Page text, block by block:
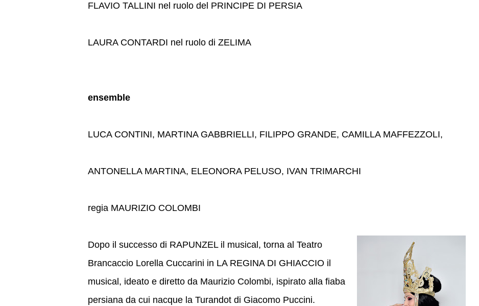
FLAVIO TALLINI nel ruolo del PRINCIPE DI PERSIA
LAURA CONTARDI nel ruolo di ZELIMA
ensemble
LUCA CONTINI, MARTINA GABBRIELLI, FILIPPO GRANDE, CAMILLA MAFFEZZOLI,
ANTONELLA MARTINA, ELEONORA PELUSO, IVAN TRIMARCHI
regia MAURIZIO COLOMBI
Dopo il successo di RAPUNZEL il musical, torna al Teatro
Brancaccio Lorella Cuccarini in LA REGINA DI GHIACCIO il
musical, ideato e diretto da Maurizio Colombi, ispirato alla fiaba
persiana da cui nacque la Turandot di Giacomo Puccini.